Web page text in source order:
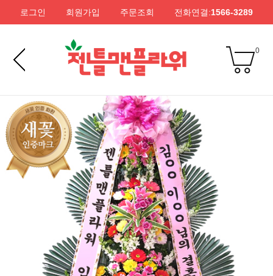
로그인 회원가입 주문조회 전화연결:1566-3289
0